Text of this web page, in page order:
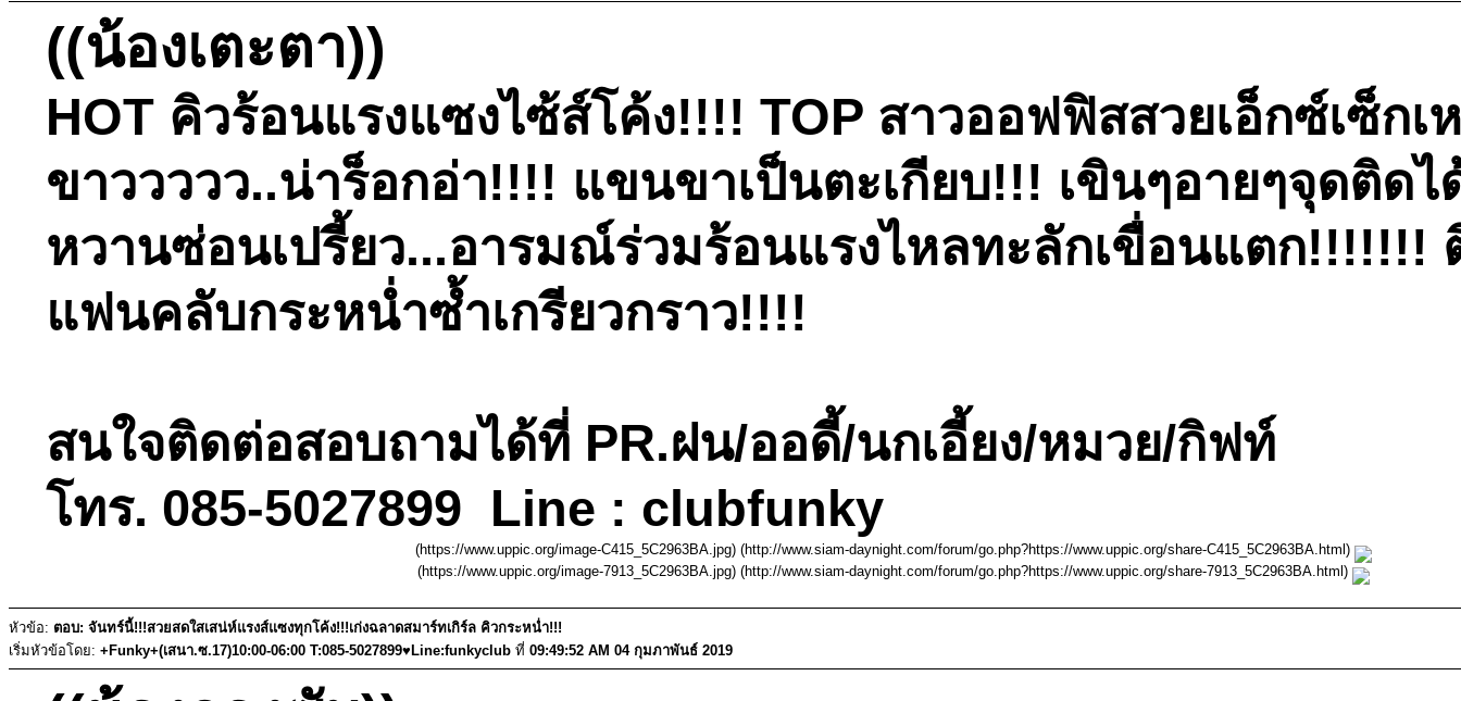
((น้องเตะตา))
HOT คิวร้อนแรงแซงไซ้ส์โค้ง!!!! TOP สาวออฟฟิสสวยเอ็กซ์เซ็กเ
ขาววววว..น่าร็อกอ่า!!!! แขนขาเป็นตะเกียบ!!! เขินๆอายๆจุดติดไ
หวานซ่อนเปรี้ยว...อารมณ์ร่วมร้อนแรงไหลทะลักเขื่อนแตก!!!!!!!
แฟนคลับกระหน่ำซ้ำเกรียวกราว!!!!
สนใจติดต่อสอบถามได้ที่ PR.ฝน/ออดี้/นกเอี้ยง/หมวย/กิฟท์
โทร. 085-5027899 Line : clubfunky
(https://www.uppic.org/image-C415_5C2963BA.jpg) (http://www.siam-daynight.com/forum/go.php?https://www.uppic.org/share-C415_5C2963BA.html)
(https://www.uppic.org/image-7913_5C2963BA.jpg) (http://www.siam-daynight.com/forum/go.php?https://www.uppic.org/share-7913_5C2963BA.html)
หัวข้อ: ตอบ: จันทร์นี้!!!สวยสดใสเสน่ห์แรงส์แซงทุกโค้ง!!!เก่งฉลาดสมาร์ทเกิร์ล คิวกระหน่ำ!!!
เริ่มหัวข้อโดย: +Funky+(เสนา.ซ.17)10:00-06:00 T:085-5027899♥Line:funkyclub ที่ 09:49:52 AM 04 กุมภาพันธ์ 2019